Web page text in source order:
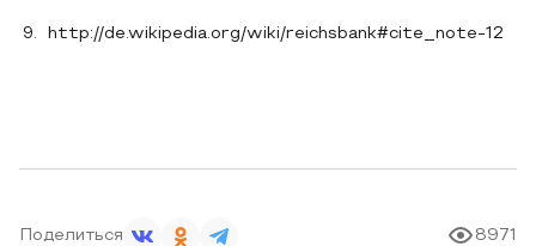
http://de.wikipedia.org/wiki/reichsbank#cite_note-12
Поделиться 8971